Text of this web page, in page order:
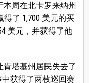
本周在北卡罗来纳州
得了 1,700 美元的买
美元，并获得了他
肯塔基州居民失去了
获得了两枚巡回赛